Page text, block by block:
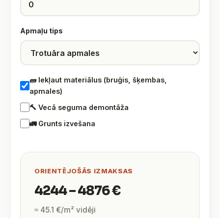
Apmaļu tips
🧱 Iekļaut materiālus (bruģis, šķembas,
apmales)
🔨 Vecā seguma demontāža
🚛 Grunts izvešana
ORIENTĒJOŠĀS IZMAKSAS
4244 – 4876 €
≈ 45.1 €/m² vidēji